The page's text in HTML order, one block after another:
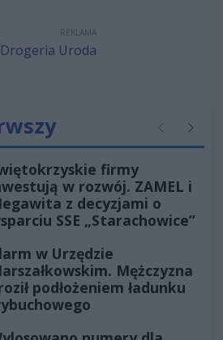
REKLAMA
Poprzednie
firmy
w rozwój. ZAMEL i
z decyzjami o
SSE „Starachowice”
w Urzędzie
Mężczyzna
podłożeniem ładunku